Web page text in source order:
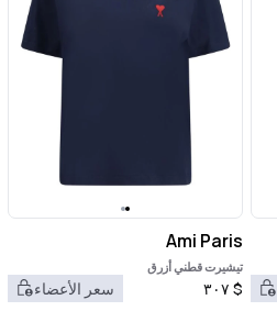
Ami Paris
تيشيرت قطني أزرق
$ ٣٠٧ سعر الأعضاء